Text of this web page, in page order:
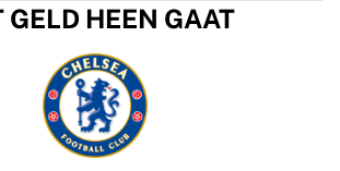
GELD HEEN GAAT